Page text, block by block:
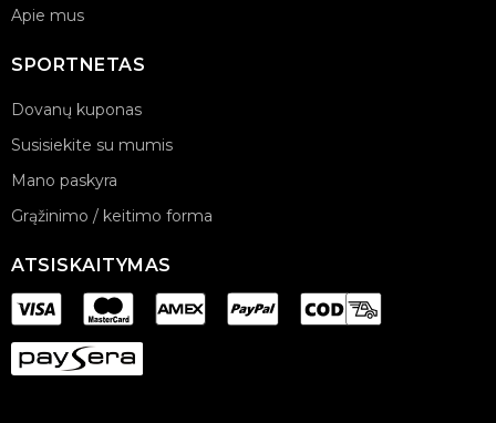
Apie mus
SPORTNETAS
Dovanų kuponas
Susisiekite su mumis
Mano paskyra
Grąžinimo / keitimo forma
ATSISKAITYMAS